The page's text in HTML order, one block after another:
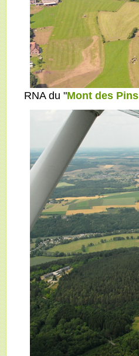
RNA du "Mont des Pins